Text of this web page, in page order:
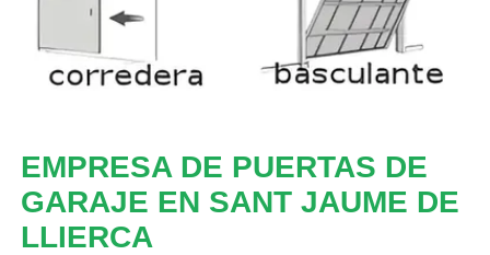
EMPRESA DE PUERTAS DE
GARAJE EN SANT JAUME DE
LLIERCA